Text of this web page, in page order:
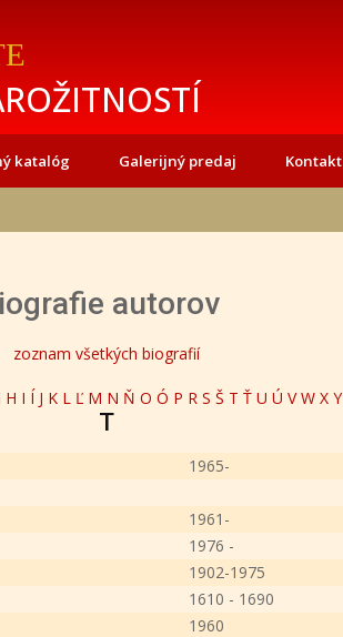
katalóg Galerijný predaj Kontakt
autorov
zoznam všetkých biografií
H I Í J K L Ľ M N Ň O Ó P R S Š T Ť U Ú V W X Y
T
1965-
1961-
1976 -
1902-1975
1610 - 1690
1960